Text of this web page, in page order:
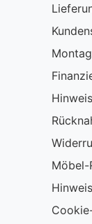
Möbel-